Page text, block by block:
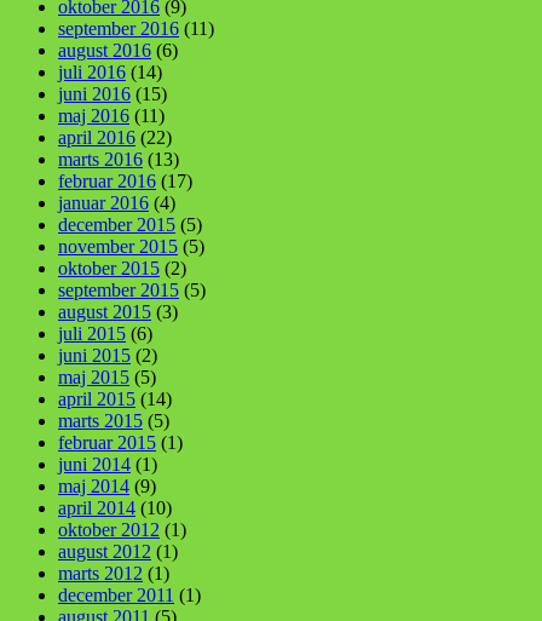
oktober 2016 (9)
september 2016 (11)
august 2016 (6)
juli 2016 (14)
juni 2016 (15)
maj 2016 (11)
april 2016 (22)
marts 2016 (13)
februar 2016 (17)
januar 2016 (4)
december 2015 (5)
november 2015 (5)
oktober 2015 (2)
september 2015 (5)
august 2015 (3)
juli 2015 (6)
juni 2015 (2)
maj 2015 (5)
april 2015 (14)
marts 2015 (5)
februar 2015 (1)
juni 2014 (1)
maj 2014 (9)
april 2014 (10)
oktober 2012 (1)
august 2012 (1)
marts 2012 (1)
december 2011 (1)
august 2011 (5)